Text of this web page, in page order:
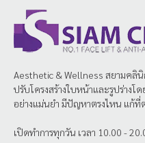
Aesthetic & Wellness สยามคลินิ
ปรับโครงสร้างใบหน้าและรูปร่างโด
อย่างแม่นยำ มีปัญหาตรงไหน แก้ที่
เปิดทำการทุกวัน เวลา 10.00 -